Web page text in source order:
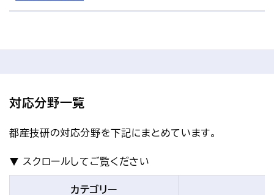
対応分野一覧
都産技研の対応分野を下記にまとめています。
カテゴリー